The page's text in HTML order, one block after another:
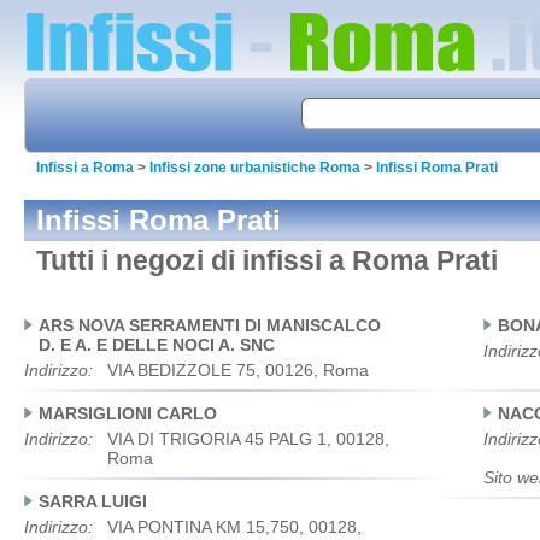
Infissi a Roma > Infissi zone urbanistiche Roma > Infissi Roma Prati
Infissi Roma Prati
Tutti i negozi di infissi a Roma Prati
ARS NOVA SERRAMENTI DI MANISCALCO
D. E A. E DELLE NOCI A. SNC
Indirizzo:
VIA BEDIZZOLE 75, 00126, Roma
MARSIGLIONI CARLO
Indirizzo:
VIA DI TRIGORIA 45 PALG 1, 00128,
Roma
Sito
SARRA LUIGI
Indirizzo:
VIA PONTINA KM 15,750, 00128,